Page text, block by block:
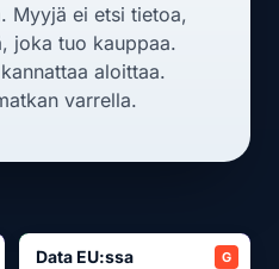
Myyjä ei etsi tietoa,
joka tuo kauppaa.
aloittaa.
varrella.
Data EU:ssa